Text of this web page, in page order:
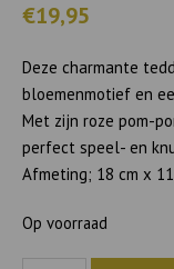
€19,95
Deze charmante
bloemenmotief en
Met zijn roze pom-
perfect speel- en
Afmeting; 18 cm x
Op voorraad